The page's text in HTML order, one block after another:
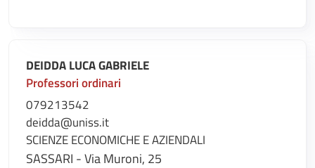
DEIDDA LUCA GABRIELE
Professori ordinari
079213542
deidda@uniss.it
SCIENZE ECONOMICHE E AZIENDALI
SASSARI - Via Muroni, 25